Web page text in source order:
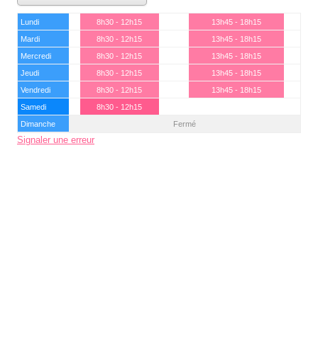
Lundi 8h30 - 12h15
13h45 - 18h15
Mardi
8h30 - 12h15
13h45 - 18h15
Mercredi
8h30 - 12h15
13h45 - 18h15
Jeudi
8h30 - 12h15
13h45 - 18h15
Vendredi
8h30 - 12h15
13h45 - 18h15
Samedi
8h30 - 12h15
Dimanche
Fermé
Signaler une erreur